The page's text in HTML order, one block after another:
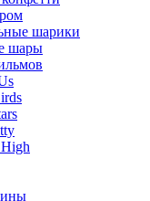
шарики
шары